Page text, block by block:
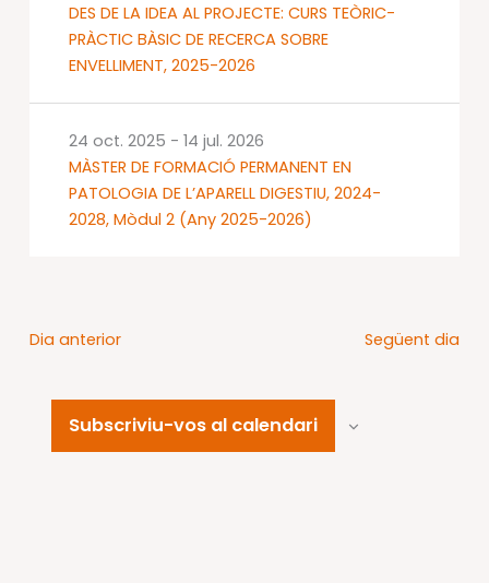
DES DE LA IDEA AL PROJECTE: CURS TEÒRIC-
PRÀCTIC BÀSIC DE RECERCA SOBRE
ENVELLIMENT, 2025-2026
MÀSTER DE FORMACIÓ PERMANENT EN
PATOLOGIA DE L’APARELL DIGESTIU, 2024-
2028, Mòdul 2 (Any 2025-2026)
24 oct. 2025 - 14 jul. 2026
Dia anterior Següent dia
Subscriviu-vos al calendari